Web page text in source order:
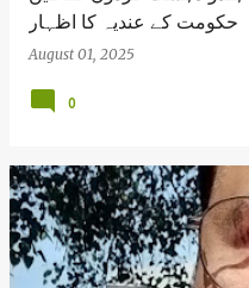
حکومت کے عندیہ کا اظہار
August 01, 2025
0